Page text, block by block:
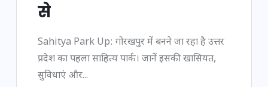
से
Sahitya Park Up: गोरखपुर में बनने जा रहा है उत्तर
प्रदेश का पहला साहित्य पार्क। जानें इसकी खासियत,
सुविधाएं और...